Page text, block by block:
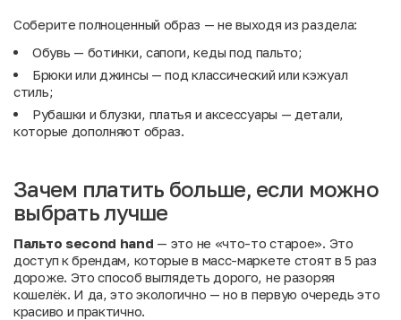
Соберите полноценный образ — не выходя из раздела:
Обувь — ботинки, сапоги, кеды под пальто;
Брюки или джинсы — под классический или кэжуал
стиль;
Рубашки и блузки, платья и аксессуары — детали,
которые дополняют образ.
Зачем платить больше, если можно
выбрать лучше
Пальто second hand — это не «что-то старое». Это
доступ к брендам, которые в масс-маркете стоят в 5 раз
дороже. Это способ выглядеть дорого, не разоряя
кошелёк. И да, это экологично — но в первую очередь это
красиво и практично.